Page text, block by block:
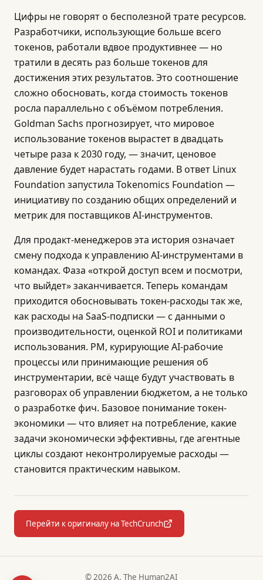
Цифры не говорят о бесполезной трате ресурсов.
Разработчики, использующие больше всего
токенов, работали вдвое продуктивнее — но
тратили в десять раз больше токенов для
достижения этих результатов. Это соотношение
сложно обосновать, когда стоимость токенов
росла параллельно с объёмом потребления.
Goldman Sachs прогнозирует, что мировое
использование токенов вырастет в двадцать
четыре раза к 2030 году, — значит, ценовое
давление будет нарастать годами. В ответ Linux
Foundation запустила Tokenomics Foundation —
инициативу по созданию общих определений и
метрик для поставщиков AI-инструментов.
Для продакт-менеджеров эта история означает
смену подхода к управлению AI-инструментами в
командах. Фаза «открой доступ всем и посмотри,
что выйдет» заканчивается. Теперь командам
приходится обосновывать токен-расходы так же,
как расходы на SaaS-подписки — с данными о
производительности, оценкой ROI и политиками
использования. PM, курирующие AI-рабочие
процессы или принимающие решения об
инструментарии, всё чаще будут участвовать в
разговорах об управлении бюджетом, а не только
о разработке фич. Базовое понимание токен-
экономики — что влияет на потребление, какие
задачи экономически эффективны, где агентные
циклы создают неконтролируемые расходы —
становится практическим навыком.
Перейти к оригиналу на TechCrunch
© 2026 A. The Human2AI